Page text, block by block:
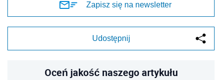
Zapisz się na newsletter
Udostępnij
Oceń jakość naszego artykułu